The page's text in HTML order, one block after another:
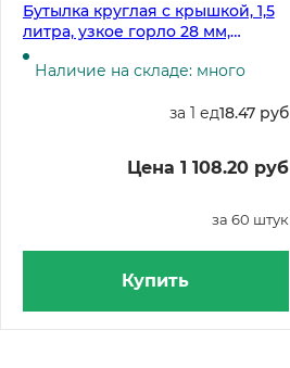
Бутылка круглая с крышкой, 1,5
литра, узкое горло 28 мм,
прозрачная, 60 штук
Наличие на складе: много
за 1 ед18.47 руб
Цена 1 108.20 руб
за 60 штук
Купить